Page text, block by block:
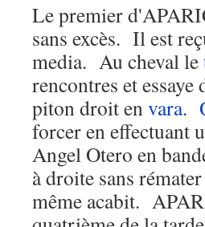
Le premier
sans excès. Il est
media. Au cheval le
rencontres et essaye
piton droit envara.
forcer en effectuant
Angel Otero en
à droite sans
même acabit.